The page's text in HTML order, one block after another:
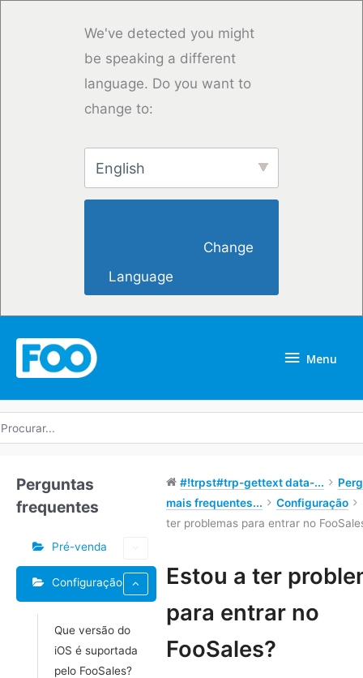
We've detected you might
be speaking a different
language. Do you want to
change to:
English
Language
Menu
Perguntas
frequentes
Pré-venda
Configuração
Que versão do
iOS é suportada
pelo FooSales?
#!trpst#trp-gettext data-...
mais frequentes...
Configuração
ter problemas para entrar no
Estou a ter
para entrar no
FooSales?
Etiquetas
do
Doc